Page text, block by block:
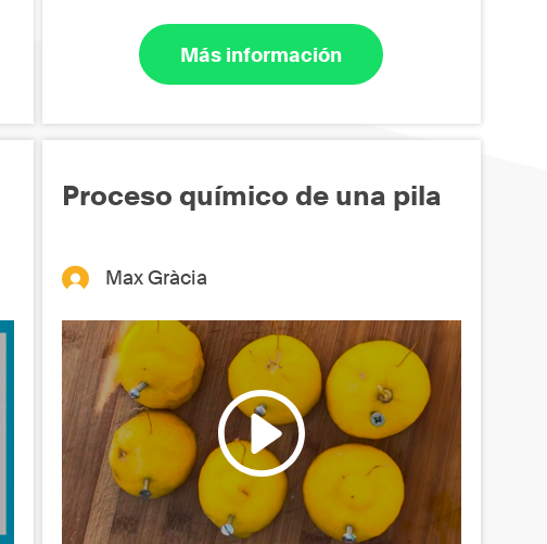
Más información
Proceso químico de una pila
Max Gràcia